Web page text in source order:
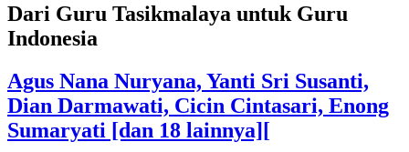
Dari Guru Tasikmalaya untuk Guru
Indonesia
Agus Nana Nuryana, Yanti Sri Susanti,
Dian Darmawati, Cicin Cintasari, Enong
Sumaryati [dan 18 lainnya][